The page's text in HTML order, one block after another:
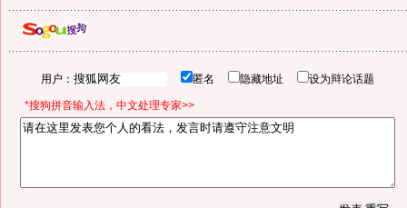
用户： 匿名 隐藏地址 设为辩论话题
*搜狗拼音输入法，中文处理专家>>